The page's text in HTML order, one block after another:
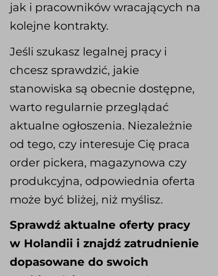
jak i pracowników wracających na
kolejne kontrakty.
Jeśli szukasz legalnej pracy i
chcesz sprawdzić, jakie
stanowiska są obecnie dostępne,
warto regularnie przeglądać
aktualne ogłoszenia. Niezależnie
od tego, czy interesuje Cię praca
order pickera, magazynowa czy
produkcyjna, odpowiednia oferta
może być bliżej, niż myślisz.
Sprawdź aktualne oferty pracy
w Holandii i znajdź zatrudnienie
dopasowane do swoich